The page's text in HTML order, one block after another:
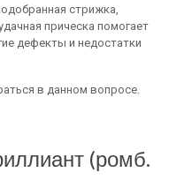
стрижка,
прическа помогает
дефекты и недостатки
в данном вопросе.
(ромб.